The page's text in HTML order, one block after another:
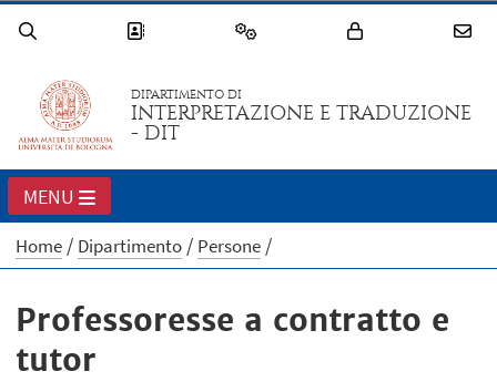
DIPARTIMENTO DI
INTERPRETAZIONE E TRADUZIONE
- DIT
MENU
Home Dipartimento Persone
Professoresse a contratto e
tutor